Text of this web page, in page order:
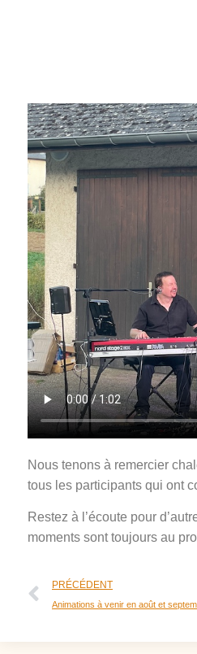
Nous tenons à remercier
tous les participants qui ont
Restez à l’écoute pour
moments sont toujours au
PRÉCÉDENT
Animations à venir en août et